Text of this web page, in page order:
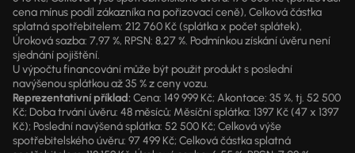
cena mínus podíl zákazníka na pořizovací ceně), Celková částka
splatná spotřebitelem: 212 760 Kč (splátka x počet splátek),
Úroková sazba: 7,97 %, RPSN: 8,27 %. Podmínkou získání úvěru není
sjednání pojištění.
U výpočtu financování může být použit produkt s poslední
navýšenou splátkou až 35 % z ceny vozu.
Reprezentativní příklad:Cena: 149 999 Kč; Akontace: 35 %, tj. 52 500
Kč; Doba trvání úvěru: 48 měsíců; Měsíční splátka: 1397 Kč (47 x 1397
Kč); Poslední navýšená splátka: 52 500 Kč; Celková výše
spotřebitelského úvěru: 97 499 Kč; Celková částka splatná